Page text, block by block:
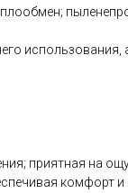
использования,
приятная на
комфорт и